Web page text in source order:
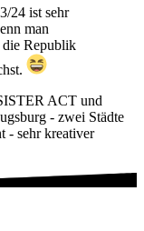
24 ist sehr
man
die Republik
ACT und
- zwei Städte
- sehr kreativer